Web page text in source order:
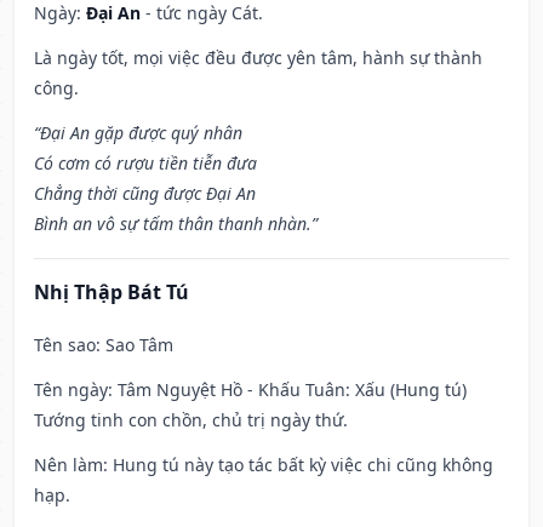
Ngày: Đại An - tức ngày Cát.
Là ngày tốt, mọi việc đều được yên tâm, hành sự thành
công.
“Đại An gặp được quý nhân
Có cơm có rượu tiền tiễn đưa
Chẳng thời cũng được Đại An
Bình an vô sự tấm thân thanh nhàn.”
Nhị Thập Bát Tú
Tên sao: Sao Tâm
Tên ngày: Tâm Nguyệt Hồ - Khấu Tuân: Xấu (Hung tú)
Tướng tinh con chồn, chủ trị ngày thứ.
Nên làm: Hung tú này tạo tác bất kỳ việc chi cũng không
hạp.